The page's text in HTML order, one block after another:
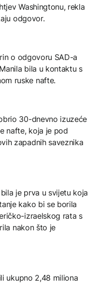
Washingtonu, rekla
odgovor.
o odgovoru SAD-a
bila u kontaktu s
ruske nafte.
30-dnevno izuzeće
nafte, koja je pod
zapadnih saveznika
je prva u svijetu koja
kako bi se borila
izraelskog rata s
nakon što je
ukupno 2,48 miliona